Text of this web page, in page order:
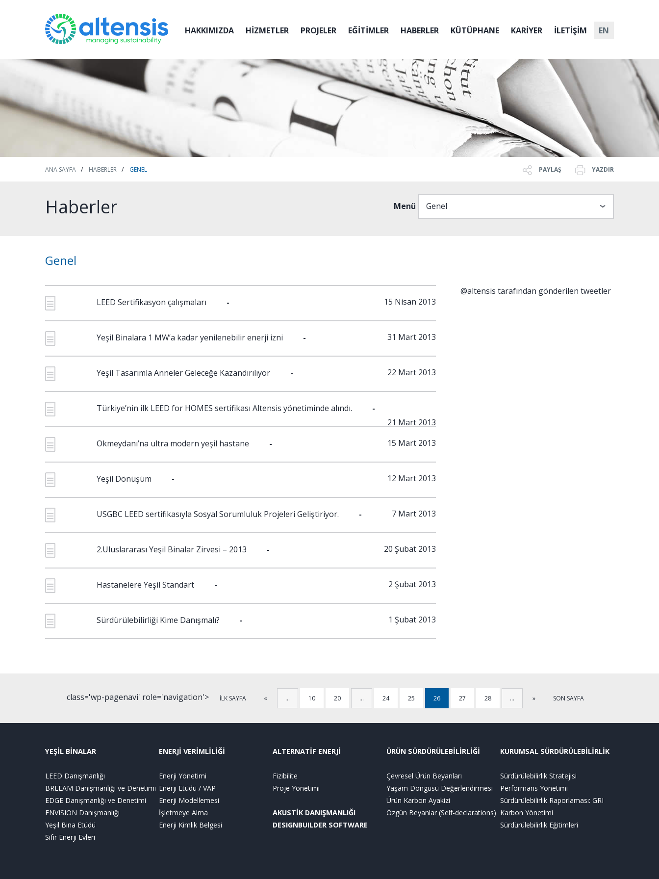
HAKKIMIZDA HİZMETLER PROJELER EĞİTİMLER HABERLER KÜTÜPHANE KARİYER İLETİŞİM EN
ANA SAYFA HABERLER GENEL PAYLAŞ YAZDIR
Haberler Menü
Genel
LEED Sertifikasyon çalışmaları - 15 Nisan 2013
Yeşil Binalara 1 MW’a kadar yenilenebilir enerji izni - 31 Mart 2013
Yeşil Tasarımla Anneler Geleceğe Kazandırılıyor - 22 Mart 2013
Türkiye’nin ilk LEED for HOMES sertifikası Altensis yönetiminde alındı.
-
21 Mart 2013
Okmeydanı’na ultra modern yeşil hastane
- 15 Mart 2013
Yeşil Dönüşüm - 12 Mart 2013
USGBC LEED sertifikasıyla Sosyal Sorumluluk Projeleri Geliştiriyor. - 7 Mart 2013
2.Uluslararası Yeşil Binalar Zirvesi – 2013 - 20 Şubat 2013
Hastanelere Yeşil Standart - 2 Şubat 2013
Sürdürülebilirliği Kime Danışmalı? - 1 Şubat 2013
@altensis tarafından gönderilen tweetler
class='wp-pagenavi' role='navigation'> İLK SAYFA « … 10 20 … 24 25 26 27 28 … » SON SAYFA
YEŞİL BİNALAR
LEED Danışmanlığı
BREEAM Danışmanlığı ve Denetimi
EDGE Danışmanlığı ve Denetimi
ENVISION Danışmanlığı
Yeşil Bina Etüdü
Sıfır Enerji Evleri
ENERJİ VERİMLİLİĞİ
Enerji Yönetimi
Enerji Etüdü / VAP
Enerji Modellemesi
İşletmeye Alma
Enerji Kimlik Belgesi
ALTERNATİF ENERJİ
Fizibilite
Proje Yönetimi
AKUSTİK DANIŞMANLIĞI
DESIGNBUILDER SOFTWARE
ÜRÜN SÜRDÜRÜLEBİLİRLİĞİ
Çevresel Ürün Beyanları
Yaşam Döngüsü Değerlendirmesi
Ürün Karbon Ayakizi
Özgün Beyanlar (Self-declarations)
KURUMSAL SÜRDÜRÜLEBİLİRLİK
Sürdürülebilirlik Stratejisi
Performans Yönetimi
Sürdürülebilirlik Raporlaması: GRI
Karbon Yönetimi
Sürdürülebilirlik Eğitimleri